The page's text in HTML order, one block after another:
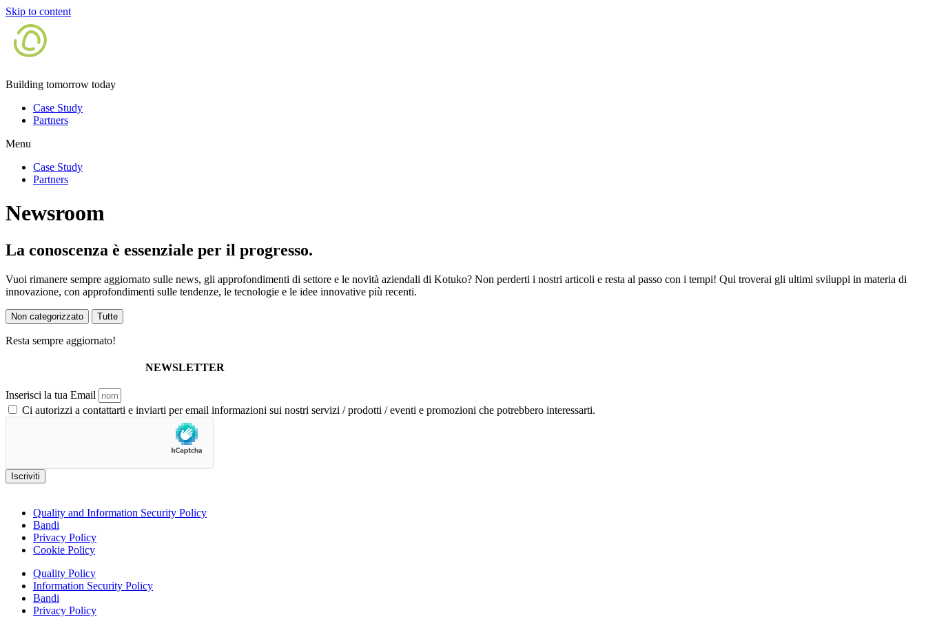
Skip to content
Building tomorrow today
Case Study
Partners
Menu
Case Study
Partners
Newsroom
La conoscenza è essenziale per il progresso.
Vuoi rimanere sempre aggiornato sulle news, gli approfondimenti di settore e le novità aziendali di Kotuko? Non perderti i nostri articoli e resta al passo con i tempi! Qui troverai gli ultimi sviluppi in materia di
innovazione, con approfondimenti sulle tendenze, le tecnologie e le idee innovative più recenti.
Non categorizzato Tutte
Resta sempre aggiornato!
NEWSLETTER
Inserisci la tua Email
Ci autorizzi a contattarti e inviarti per email informazioni sui nostri servizi / prodotti / eventi e promozioni che potrebbero interessarti.
Iscriviti
Quality and Information Security Policy
Bandi
Privacy Policy
Cookie Policy
Quality Policy
Information Security Policy
Bandi
Privacy Policy